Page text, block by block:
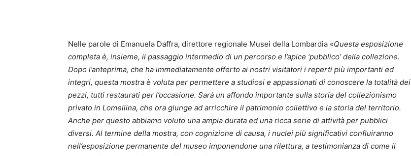
Nelle parole di Emanuela Daffra, direttore regionale Musei della Lombardia «Questa esposizione
completa è, insieme, il passaggio intermedio di un percorso e l’apice ‘pubblico’ della collezione.
Dopo l’anteprima, che ha immediatamente offerto ai nostri visitatori i reperti più importanti ed
integri, questa mostra è voluta per permettere a studiosi e appassionati di conoscere la totalità dei
pezzi, tutti restaurati per l’occasione. Sarà un affondo importante sulla storia del collezionismo
privato in Lomellina, che ora giunge ad arricchire il patrimonio collettivo e la storia del territorio.
Anche per questo abbiamo voluto una ampia durata ed una ricca serie di attività per pubblici
diversi. Al termine della mostra, con cognizione di causa, i nuclei più significativi confluiranno
nell’esposizione permanente del museo imponendone una rilettura, a testimonianza di come il